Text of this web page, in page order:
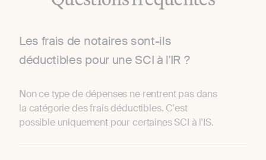
Les frais de notaires sont-ils
déductibles pour une SCI à l'IR ?
Non ce type de dépenses ne rentrent pas dans
la catégorie des frais déductibles. C'est
possible uniquement pour certaines SCI à l'IS.